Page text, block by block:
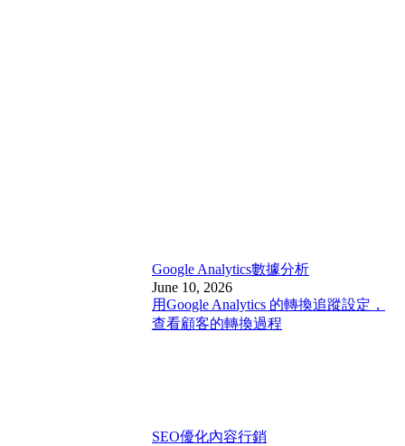
Google Analytics數據分析
June 10, 2026
用Google Analytics 的轉換追蹤設定，
查看顧客的轉換過程
SEO優化內容行銷